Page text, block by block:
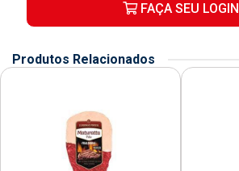
FAÇA SEU LOGIN
Produtos Relacionados